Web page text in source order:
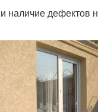
и наличие дефектов